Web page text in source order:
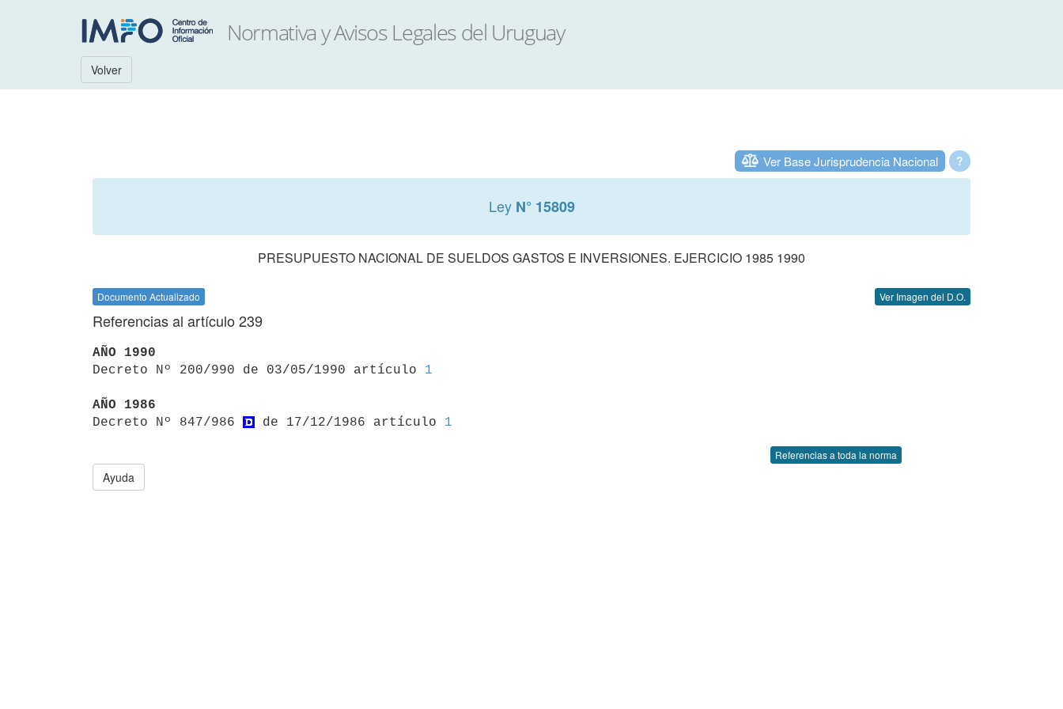
Volver
?
Ver Base Jurisprudencia Nacional
Ley N° 15809
PRESUPUESTO NACIONAL DE SUELDOS GASTOS E INVERSIONES. EJERCICIO 1985 1990
Documento Actualizado Ver Imagen del D.O.
Referencias al artículo 239
AÑO 1990
Decreto Nº 200/990 de 03/05/1990 artículo 1
AÑO 1986
Decreto Nº 847/986
de 17/12/1986 artículo 1
Referencias a toda la norma
Ayuda